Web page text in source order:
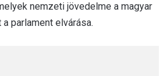
nemzeti jövedelme a magyar
parlament elvárása.